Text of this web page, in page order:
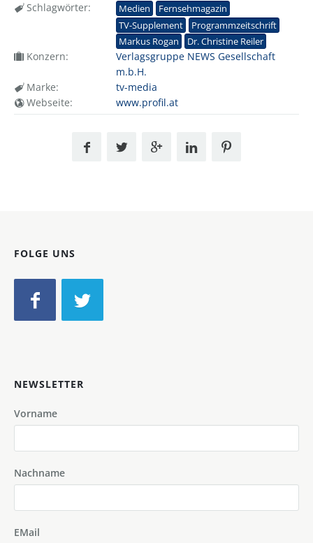
Schlagwörter:
Medien
Fernsehmagazin
TV-Supplement
Programmzeitschrift
Markus Rogan
Dr. Christine Reiler
Konzern:
Verlagsgruppe NEWS Gesellschaft
m.b.H.
Marke:
tv-media
Webseite:
www.profil.at
FOLGE UNS
NEWSLETTER
Vorname
Nachname
EMail